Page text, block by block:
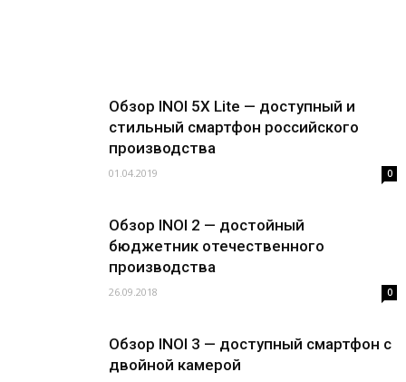
Обзор INOI 5X Lite — доступный и
стильный смартфон российского
производства
01.04.2019 0
Обзор INOI 2 — достойный
бюджетник отечественного
производства
26.09.2018 0
Обзор INOI 3 — доступный смартфон с
двойной камерой